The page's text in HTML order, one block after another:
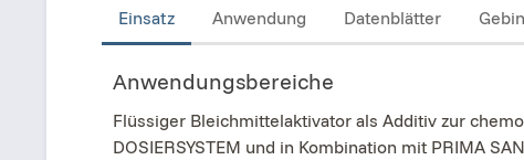
Einsatz Anwendung Datenblätter
Anwendungsbereiche
Flüssiger Bleichmittelaktivator als Additiv zur
DOSIERSYSTEM und in Kombination mit PRIMA